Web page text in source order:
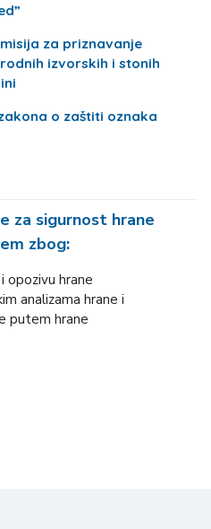
za priznavanje
izvorskih i stonih
o zaštiti oznaka
za sigurnost hrane
zbog:
opozivu hrane
analizama hrane i
putem hrane